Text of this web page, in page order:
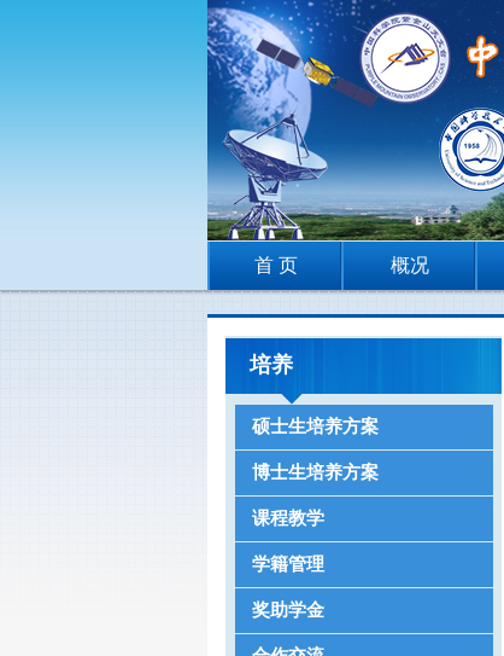
首 页 概况
培养
硕士生培养方案
博士生培养方案
课程教学
学籍管理
奖助学金